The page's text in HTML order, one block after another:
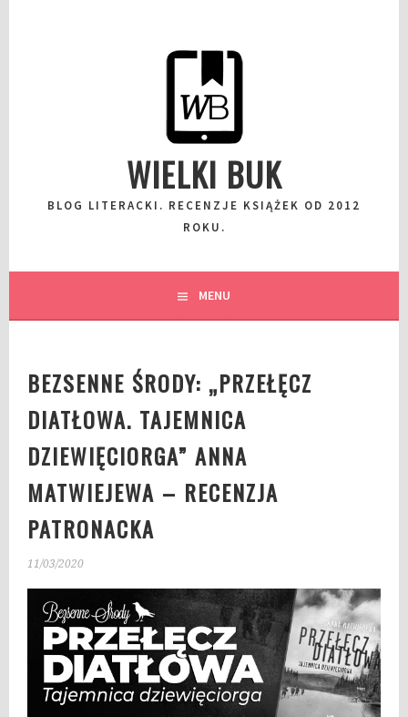
WIELKI BUK
BLOG LITERACKI. RECENZJE KSIĄŻEK OD 2012
ROKU.
MENU
BEZSENNE ŚRODY: „PRZEŁĘCZ
DIATŁOWA. TAJEMNICA
DZIEWIĘCIORGA” ANNA
MATWIEJEWA – RECENZJA
PATRONACKA
11/03/2020